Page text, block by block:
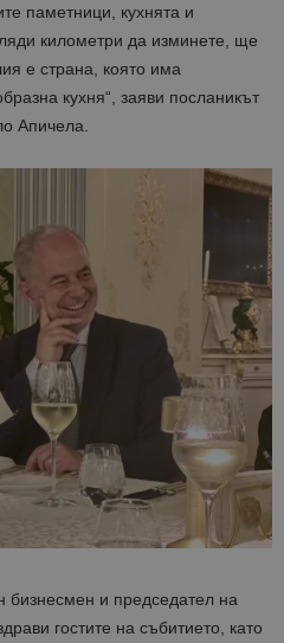
паметници, кухнята и
километри да изминете, ще
е страна, която има
кухня“, заяви посланикът
Апичела.
бизнесмен и председател на
гостите на събитието, като